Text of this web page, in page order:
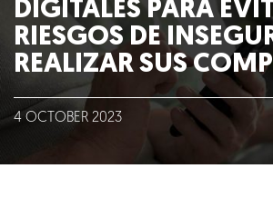
Nosotros
Clientes
Lo que hacemos
DIGITALES PARA
RIESGOS DE
REALIZAR SUS
4 OCTOBER 2023